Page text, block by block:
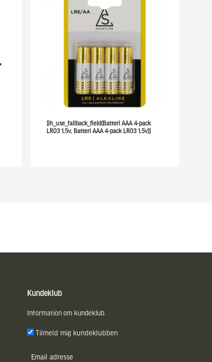
[ih_use_fallback_field(Batteri AAA 4-pack
LR03 1,5v, Batteri AAA 4-pack LR03 1,5v)]
Kundeklub
Information om kundeklub.
Tilmeld mig kundeklubben
E-